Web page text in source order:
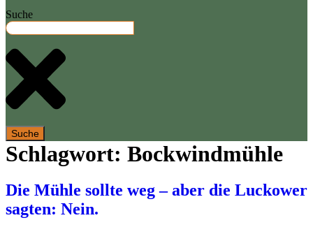
Suche
Suche
Schlagwort: Bockwindmühle
Die Mühle sollte weg – aber die Luckower
sagten: Nein.